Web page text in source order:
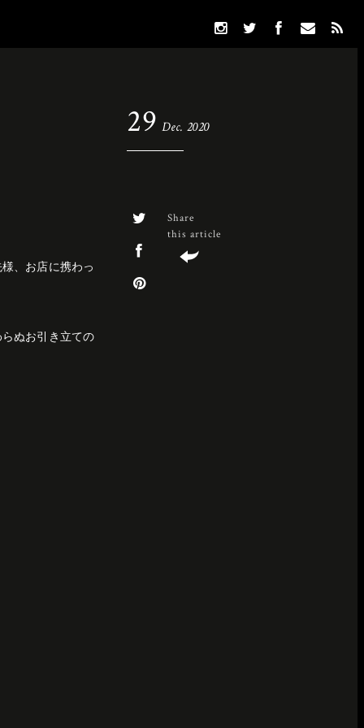
29 Dec. 2020
Share
this article
、お店に携わっ
ぬお引き立ての